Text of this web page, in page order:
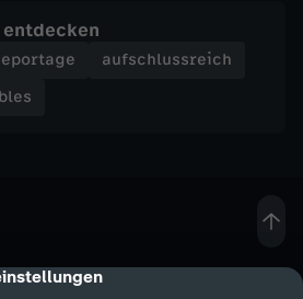
aufschlussreich